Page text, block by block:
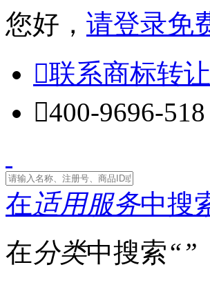
您好， 请登录免
联系商标转
400-9696-518
在适用服务中搜
在分类中搜索“”